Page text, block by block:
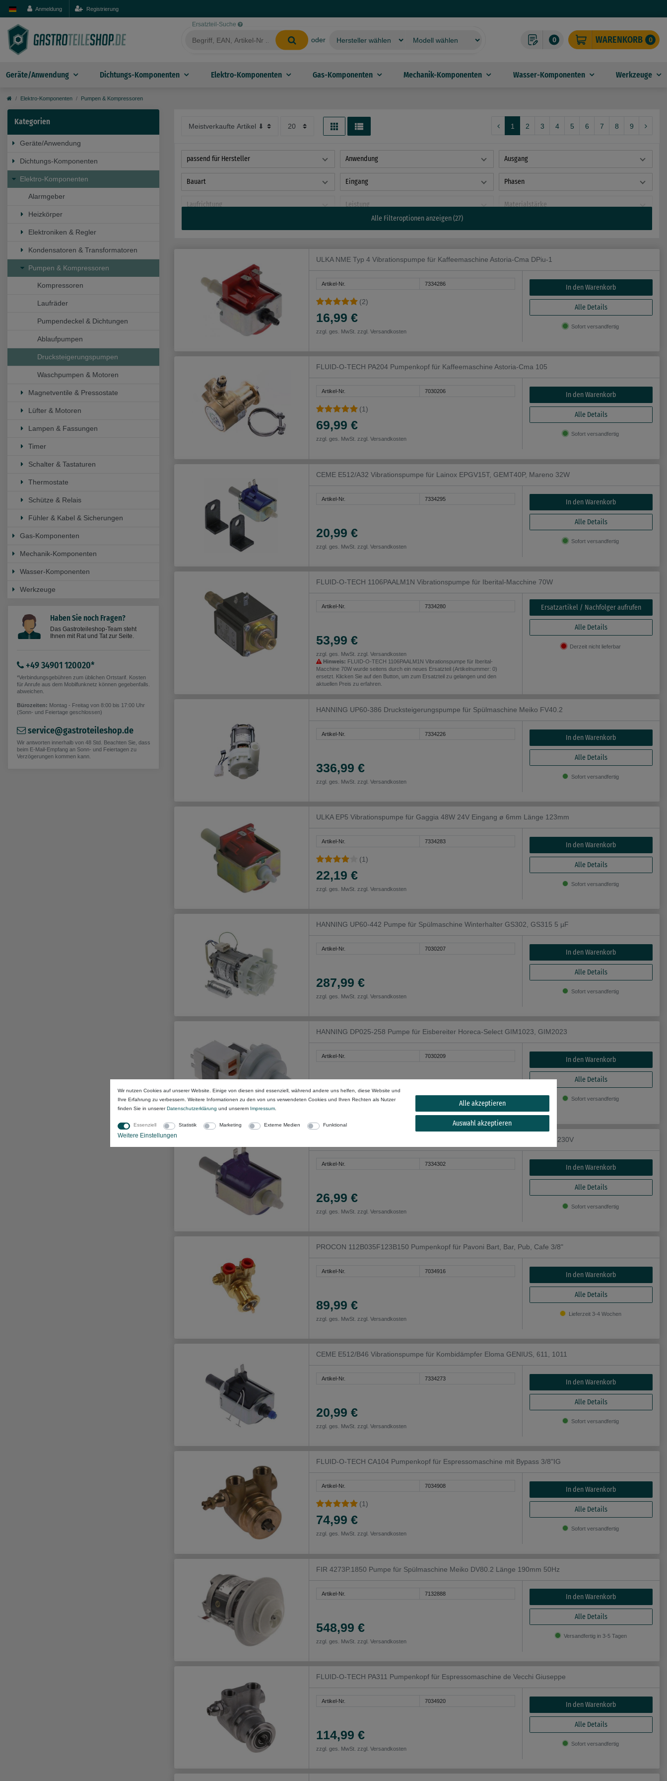
Anmeldung Registrierung
Ersatzteil-Suche
oder 0 WARENKORB 0
Geräte/Anwendung Dichtungs-Komponenten Elektro-Komponenten Gas-Komponenten Mechanik-Komponenten Wasser-Komponenten Werkzeuge
Elektro-Komponenten Pumpen & Kompressoren
Kategorien
Geräte/Anwendung
Dichtungs-Komponenten
Elektro-Komponenten
Alarmgeber
Heizkörper
Elektroniken & Regler
Kondensatoren & Transformatoren
Pumpen & Kompressoren
Kompressoren
Laufräder
Pumpendeckel & Dichtungen
Ablaufpumpen
Drucksteigerungspumpen
Waschpumpen & Motoren
Magnetventile & Pressostate
Lüfter & Motoren
Lampen & Fassungen
Timer
Schalter & Tastaturen
Thermostate
Schütze & Relais
Fühler & Kabel & Sicherungen
Gas-Komponenten
Mechanik-Komponenten
Wasser-Komponenten
Werkzeuge
Haben Sie noch Fragen?
Das Gastroteileshop-Team steht
Ihnen mit Rat und Tat zur Seite.
+49 34901 120020*
*Verbindungsgebühren zum üblichen Ortstarif. Kosten
für Anrufe aus dem Mobilfunknetz können gegebenfalls.
abweichen.
Bürozeiten: Montag - Freitag von 8:00 bis 17:00 Uhr
(Sonn- und Feiertage geschlossen)
service@gastroteileshop.de
Wir antworten innerhalb von 48 Std. Beachten Sie, dass
beim E-Mail-Empfang an Sonn- und Feiertagen zu
Verzögerungen kommen kann.
1 2 3 4 5 6 7 8 9
passend für Hersteller Anwendung Ausgang
Bauart Eingang Phasen
Laufrichtung Leistung
Materialstärke
Alle Filteroptionen anzeigen (27)
ULKA NME Typ 4 Vibrationspumpe für Kaffeemaschine Astoria-Cma DPiu-1
Artikel-Nr. 7334286
(2)
16,99 €
zzgl. ges. MwSt. zzgl. Versandkosten
In den Warenkorb
Alle Details
Sofort versandfertig
FLUID-O-TECH PA204 Pumpenkopf für Kaffeemaschine Astoria-Cma 105
Artikel-Nr. 7030206
(1)
69,99 €
zzgl. ges. MwSt. zzgl. Versandkosten
In den Warenkorb
Alle Details
Sofort versandfertig
CEME E512/A32 Vibrationspumpe für Lainox EPGV15T, GEMT40P, Mareno 32W
Artikel-Nr. 7334295
20,99 €
zzgl. ges. MwSt. zzgl. Versandkosten
In den Warenkorb
Alle Details
Sofort versandfertig
FLUID-O-TECH 1106PAALM1N Vibrationspumpe für Iberital-Macchine 70W
Artikel-Nr. 7334280
53,99 €
zzgl. ges. MwSt. zzgl. Versandkosten
Hinweis: FLUID-O-TECH 1106PAALM1N Vibrationspumpe für Iberital-
Macchine 70W wurde seitens durch ein neues Ersatzteil (Artikelnummer: 0)
ersetzt. Klicken Sie auf den Button, um zum Ersatzteil zu gelangen und den
aktuellen Preis zu erfahren.
Ersatzartikel / Nachfolger aufrufen
Alle Details
Derzeit nicht lieferbar
HANNING UP60-386 Drucksteigerungspumpe für Spülmaschine Meiko FV40.2
Artikel-Nr. 7334226
336,99 €
zzgl. ges. MwSt. zzgl. Versandkosten
In den Warenkorb
Alle Details
Sofort versandfertig
ULKA EP5 Vibrationspumpe für Gaggia 48W 24V Eingang ø 6mm Länge 123mm
Artikel-Nr. 7334283
(1)
22,19 €
zzgl. ges. MwSt. zzgl. Versandkosten
In den Warenkorb
Alle Details
Sofort versandfertig
HANNING UP60-442 Pumpe für Spülmaschine Winterhalter GS302, GS315 5 µF
Artikel-Nr. 7030207
287,99 €
zzgl. ges. MwSt. zzgl. Versandkosten
In den Warenkorb
Alle Details
Sofort versandfertig
HANNING DP025-258 Pumpe für Eisbereiter Horeca-Select GIM1023, GIM2023
Artikel-Nr. 7030209
49,99 €
In den Warenkorb
Alle Details
Sofort versandfertig
CEME E507 Vibrationspumpe für Kombidämpfer Angelo Po FM1011G3 47W 230V
Artikel-Nr. 7334302
26,99 €
zzgl. ges. MwSt. zzgl. Versandkosten
In den Warenkorb
Alle Details
Sofort versandfertig
PROCON 112B035F123B150 Pumpenkopf für Pavoni Bart, Bar, Pub, Cafe 3/8"
Artikel-Nr. 7034916
89,99 €
zzgl. ges. MwSt. zzgl. Versandkosten
In den Warenkorb
Alle Details
Lieferzeit 3-4 Wochen
CEME E512/B46 Vibrationspumpe für Kombidämpfer Eloma GENIUS, 611, 1011
Artikel-Nr. 7334273
20,99 €
zzgl. ges. MwSt. zzgl. Versandkosten
In den Warenkorb
Alle Details
Sofort versandfertig
FLUID-O-TECH CA104 Pumpenkopf für Espressomaschine mit Bypass 3/8"IG
Artikel-Nr. 7034908
(1)
74,99 €
zzgl. ges. MwSt. zzgl. Versandkosten
In den Warenkorb
Alle Details
Sofort versandfertig
FIR 4273P.1850 Pumpe für Spülmaschine Meiko DV80.2 Länge 190mm 50Hz
Artikel-Nr. 7132888
548,99 €
zzgl. ges. MwSt. zzgl. Versandkosten
In den Warenkorb
Alle Details
Versandfertig in 3-5 Tagen
FLUID-O-TECH PA311 Pumpenkopf für Espressomaschine de Vecchi Giuseppe
Artikel-Nr. 7034920
114,99 €
zzgl. ges. MwSt. zzgl. Versandkosten
In den Warenkorb
Alle Details
Sofort versandfertig
Wir nutzen Cookies auf unserer Website. Einige von diesen sind essenziell, während andere uns helfen, diese Website und
Ihre Erfahrung zu verbessern. Weitere Informationen zu den von uns verwendeten Cookies und Ihren Rechten als Nutzer
finden Sie in unsererDaten­schutz­erklärung und unserem Impressum
Essenziell Statistik Marketing Externe Medien Funktional
Weitere Einstellungen
Alle akzeptieren
Auswahl akzeptieren